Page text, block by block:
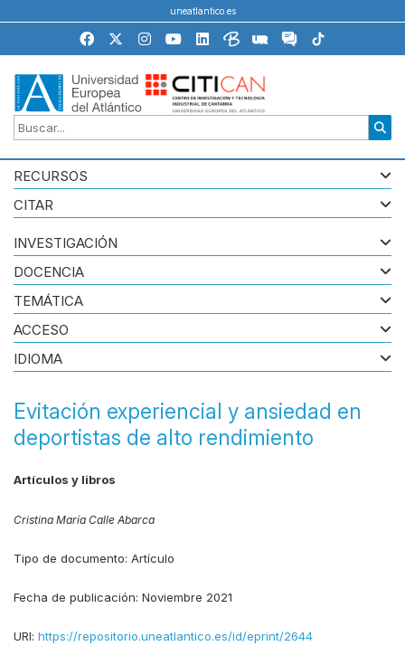
uneatlantico.es
RECURSOS
CITAR
Evitación experiencial y ansiedad en
deportistas de alto rendimiento
Artículos y libros
Cristina María Calle Abarca
Tipo de documento: Artículo
Fecha de publicación: Noviembre 2021
URI: https://repositorio.uneatlantico.es/id/eprint/2644
INVESTIGACIÓN
DOCENCIA
TEMÁTICA
ACCESO
IDIOMA